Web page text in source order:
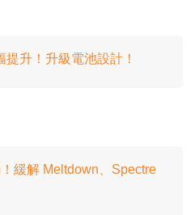
升！升級電池設計！
緩解 Meltdown、Spectre